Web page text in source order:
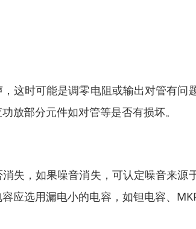
这时可能是调零电阻或输出对管有问
放部分元件如对管等是否有损坏。
失，如果噪音消失，可认定噪音来源
应选用漏电小的电容，如钽电容、